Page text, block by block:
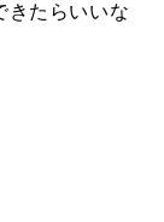
きたらいいな